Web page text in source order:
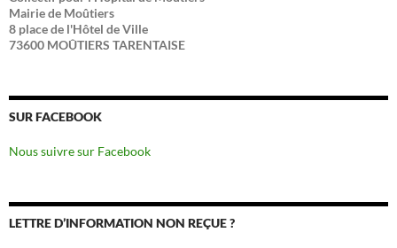
Mairie de Moûtiers
8 place de l'Hôtel de Ville
73600 MOÛTIERS TARENTAISE
SUR FACEBOOK
Nous suivre sur Facebook
LETTRE D’INFORMATION NON REÇUE ?